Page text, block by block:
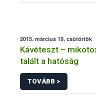
2015. március 19, csütörtök
Kávéteszt –
talált a hatóság
TOVÁBB >